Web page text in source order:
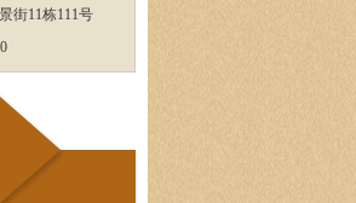
街11栋111号